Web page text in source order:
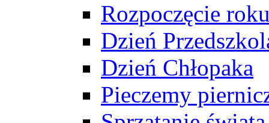
Rozpoczęcie
Dzień
Dzień Chłopaka
Pieczemy